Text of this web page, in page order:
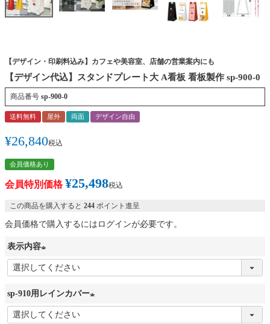
【デザイン・印刷料込み】カフェや美容室、店舗の営業案内にも
【デザイン代込】スタンドプレート大 A看板 看板製作 sp-900-0
商品番号 sp-900-0
送料無料 屋外 両面 デザイン自由
¥26,840税込
会員価格あり
会員特別価格 ¥25,498税込
この商品を購入すると 244 ポイント進呈
会員価格で購入するにはログインが必要です。
表示内容
(
須
)
sp-910用レインカバー